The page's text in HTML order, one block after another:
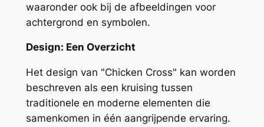
waaronder ook bij de afbeeldingen voor
achtergrond en symbolen.
Design: Een Overzicht
Het design van "Chicken Cross" kan worden
beschreven als een kruising tussen
traditionele en moderne elementen die
samenkomen in één aangrijpende ervaring.